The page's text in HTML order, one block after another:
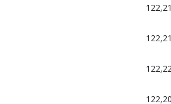
122,21
122,21
122,20